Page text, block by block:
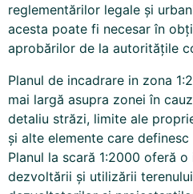
reglementărilor legale și
acesta poate fi necesar în
aprobărilor de la autoritățile
Planul de incadrare in zona
mai largă asupra zonei în
detaliu străzi, limite ale
și alte elemente care
Planul la scară 1:2000 oferă
dezvoltării și utilizării